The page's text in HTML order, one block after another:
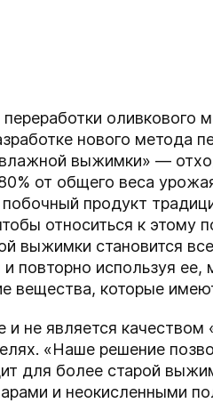
оливкового
нового метода
выжимки» —
от общего веса
продукт
относиться к этому
выжимки становится
повторно используя
вещества, которые
не является
«Наше решение
для более старой
и неокисленными